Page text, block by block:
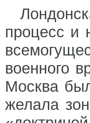
процесс и
военного
Москва
желала